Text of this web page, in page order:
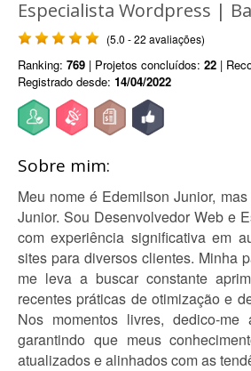
Especialista Wordpress |
(5.0 - 22 avaliações)
Ranking: 769 | Projetos concluídos: 22 |
Registrado desde: 14/04/2022
Sobre mim:
Meu nome é Edemilson Junior,
Junior. Sou Desenvolvedor Web e
com experiência significativa em
sites para diversos clientes. Minha
me leva a buscar constante
recentes práticas de otimização e
Nos momentos livres, dedico-
garantindo que meus
atualizados e alinhados com as